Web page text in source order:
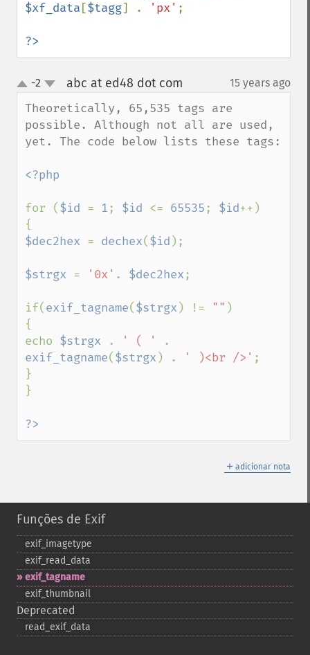
$xf_data [$tagg] . 'px' ;
?>
up
down
-2 abc at ed48 dot com 15 years ago
Theoretically, 65,535 tags are
possible. Although not all are used,
yet. The code below lists these tags:
<?php
for ($id = 1; $id <= 65535; $id++)
$dec2hex = dechex($id );
$strgx = '0x' . $dec2hex;
if(exif_tagname($strgx ) != "" )
{
echo $strgx . ' ( '
exif_tagname($strgx ) . ' )<br />' ;
}
}
?>
＋ adicionar nota
Funções de Exif
exif_​imagetype
exif_​read_​data
exif_​tagname
exif_​thumbnail
Deprecated
read_​exif_​data